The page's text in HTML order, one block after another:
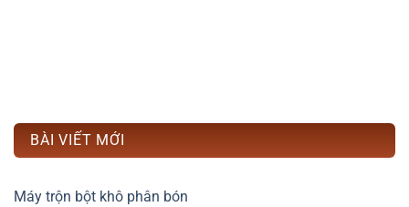
BÀI VIẾT MỚI
Máy trộn bột khô phân bón